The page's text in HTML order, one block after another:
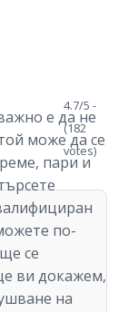
е да не
може да се
пари и
по-
се
ви докажем,
на
4.7/5 -
(182
votes)